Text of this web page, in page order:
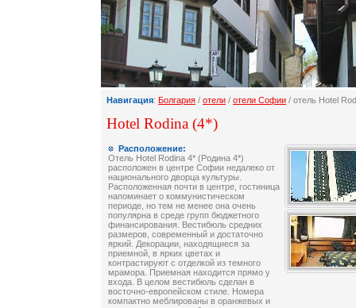
Навигация: Болгария / отели / отели Софии / отель Hotel
Hotel Rodina (4*)
Расположение:
Отель Hotel Rodina 4* (Родина 4*)
расположен в центре Софии недалеко от
национального дворца культуры.
Расположенная почти в центре, гостиница
напоминает о коммунистическом
периоде, но тем не менее она очень
популярна в среде групп бюджетного
финансирования. Вестибюль средних
размеров, современный и достаточно
яркий. Декорации, находящиеся за
приемной, в ярких цветах и
контрастируют с отделкой из темного
мрамора. Приемная находится прямо у
входа. В целом вестибюль сделан в
восточно-европейском стиле. Номера
компактно меблированы в оранжевых и